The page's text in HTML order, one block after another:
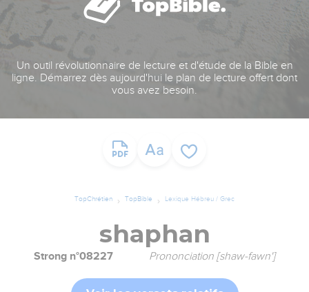
Un outil révolutionnaire de lecture et d'étude de la Bible en
ligne. Démarrez dès aujourd'hui le plan de lecture offert dont
vous avez besoin.
TopChrétien TopBible Lexique Hébreu / Grec
shaphan
Strong n°08227 Prononciation [shaw-fawn']